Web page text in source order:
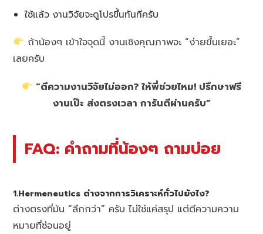
ใช้แล้ว งานวิจัยจะดูโปรขึ้นทันทีครับ
ถ้าน้องๆ เข้าใจจุดนี้ งานเชิงคุณภาพจะ “ง่ายขึ้นเยอะ”
เลยครับ
“ตีความงานวิจัยไม่ออก? ให้พี่ช่วยไหม! ปรึกษาฟรี
งานเป๊ะ ส่งตรงเวลา การันตีผ่านครับ”
FAQ: คำถามที่น้องๆ ถามบ่อย
1.Hermeneutics ต่างจากการวิเคราะห์ทั่วไปยังไง?
ต่างตรงที่มัน “ลึกกว่า” ครับ ไม่ใช่แค่สรุป แต่ตีความความ
หมายที่ซ่อนอยู่